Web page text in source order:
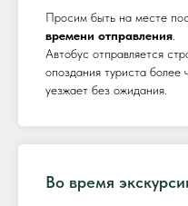
Просим быть на месте
времени отправления
Автобус отправляется
опоздания туриста более
уезжает без ожидания.
Во время